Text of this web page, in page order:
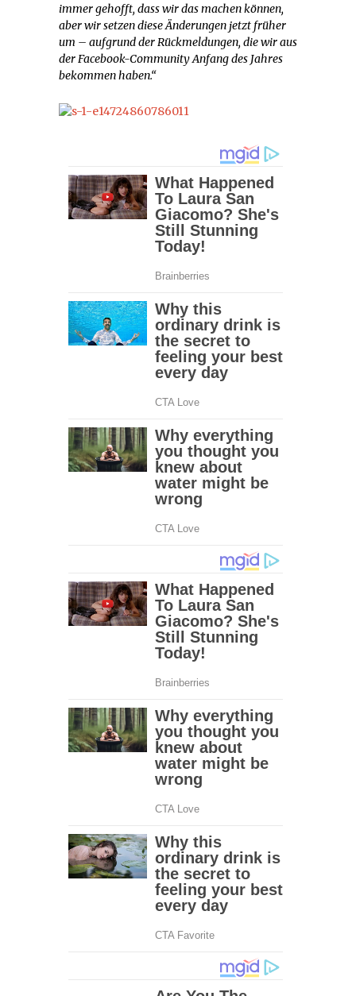
immer gehofft, dass wir das machen können,
aber wir setzen diese Änderungen jetzt früher
um – aufgrund der Rückmeldungen, die wir aus
der Facebook-Community Anfang des Jahres
bekommen haben.“